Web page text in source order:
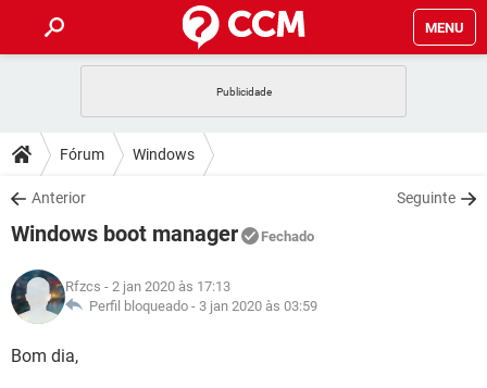
MENU
CELULAR
OUTLOOK
INSTAGRAM GMAIL
GUIA DE COMPRAS
DICAS
JOGOS
INSTAGRAM
GUIA DE COMPRAS
DOWNLOADS
JOGOS WHATSAPP
CELULAR
OUTLOOK EXCEL
INSTAGRAM
JOGOS
CELULAR
OUTLOOK
GLOSSÁRIO
JOGOS
Fórum Windows
Anterior Seguinte
Windows boot manager Fechado
Rfzcs - 2 jan 2020 às 17:13
Perfil bloqueado - 3 jan 2020 às 03:59
Bom dia,